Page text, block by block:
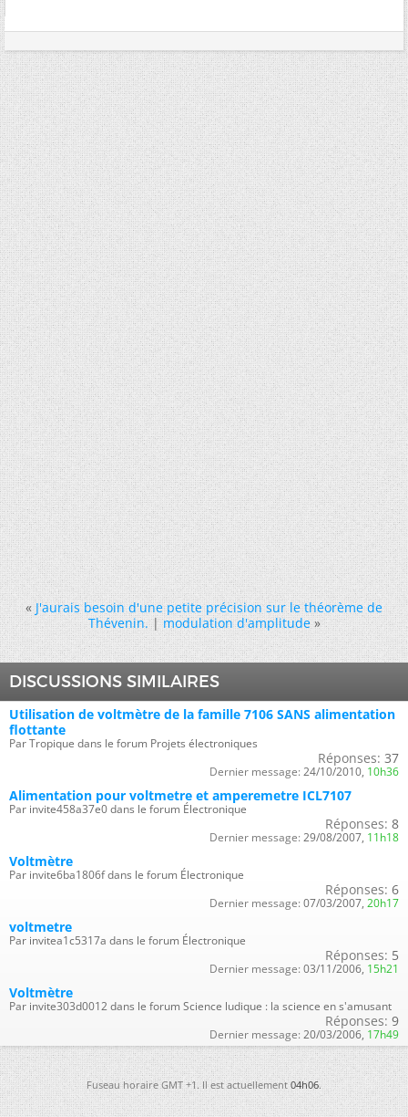
« J'aurais besoin d'une petite précision sur le théorème de
Thévenin.|modulation d'amplitude »
DISCUSSIONS SIMILAIRES
Utilisation de voltmètre de la famille 7106 SANS alimentation
flottante
Par Tropique dans le forum Projets électroniques
Réponses: 37
Dernier message: 24/10/2010, 10h36
Alimentation pour voltmetre et amperemetre ICL7107
Par invite458a37e0 dans le forum Électronique
Réponses: 8
Dernier message: 29/08/2007, 11h18
Voltmètre
Par invite6ba1806f dans le forum Électronique
Réponses: 6
Dernier message: 07/03/2007, 20h17
voltmetre
Par invitea1c5317a dans le forum Électronique
Réponses: 5
Dernier message: 03/11/2006, 15h21
Voltmètre
Par invite303d0012 dans le forum Science ludique : la science en s'amusant
Réponses: 9
Dernier message: 20/03/2006, 17h49
Fuseau horaire GMT +1. Il est actuellement04h06.